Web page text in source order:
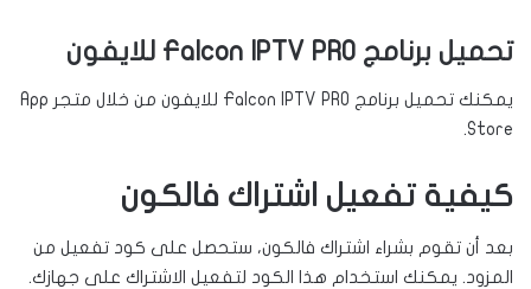
تحميل برنامج Falcon IPTV PRO للايفون
يمكنك تحميل برنامج Falcon IPTV PRO للايفون من خلال متجر App
Store.
كيفية تفعيل اشتراك فالكون
بعد أن تقوم بشراء اشتراك فالكون، ستحصل على كود تفعيل من
المزود. يمكنك استخدام هذا الكود لتفعيل الاشتراك على جهازك.